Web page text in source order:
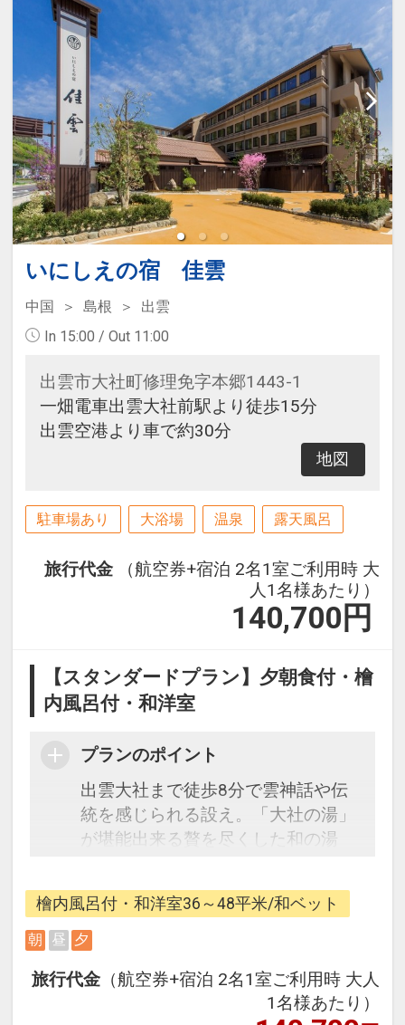
いにしえの宿 佳雲
中国 島根
出雲
In 15:00 / Out 11:00
出雲市大社町修理免字本郷1443-1
一畑電車出雲大社前駅より徒歩15分
出雲空港より車で約30分
地図
駐車場あり 大浴場 温泉 露天風呂
旅行代金
（航空券+宿泊 2名1室ご利用時 大
人1名様あたり）
140,700 円
【スタンダードプラン】夕朝食付・檜
内風呂付・和洋室
プランのポイント
出雲大社まで徒歩8分で雲神話や伝
統を感じられる設え。「大社の湯」
が堪能出来る贅を尽くした和の湯
のお部屋で、ほどよい重圧感の漂う
豪奢なお部屋。
・ロビーにてコーヒーのセルフサー
檜内風呂付・和洋室36～48平米/和ベット
朝 昼 夕
旅行代金 （航空券+宿泊 2名1室ご利用時 大人
1名様あたり）